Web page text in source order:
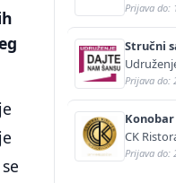
Prijava do:
Stručni
(m/ž)
Prijava do:
CK
Prijava do: